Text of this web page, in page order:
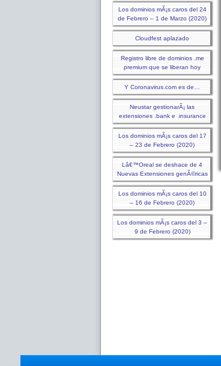
Los dominios mÃ¡s caros del 24
de Febrero – 1 de Marzo (2020)
Cloudfest aplazado
Registro libre de dominios .me
premium que se liberan hoy
Y Coronavirus.com es de…
Neustar gestionarÃ¡ las
extensiones .bank e .insurance
Los dominios mÃ¡s caros del 17
– 23 de Febrero (2020)
Lâ€™Oreal se deshace de 4
Nuevas Extensiones genÃ©ricas
Los dominios mÃ¡s caros del 10
– 16 de Febrero (2020)
Los dominios mÃ¡s caros del 3 –
9 de Febrero (2020)